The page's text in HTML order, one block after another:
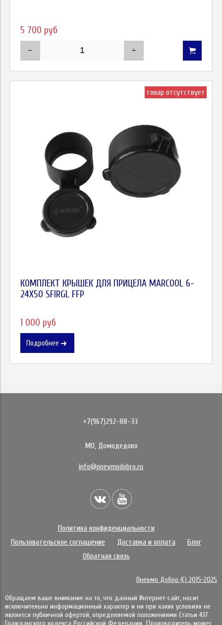
5 700 руб
товар отсутствует
КОМПЛЕКТ КРЫШЕК ДЛЯ ПРИЦЕЛА MARCOOL 6-
24X50 SFIRGL FFP
1 000 руб
Подробнее
+7(967)292-88-33
МО, Домодедово
info@pnevmodobro.ru
Политика конфиденциальности
Пользовательское соглашение
Доставка и оплата
Блог
Обратная связь
Пневмо Добро (С) 2015-2025
Обращаем ваше внимание на то, что данный Интернет-сайт, носит
исключительно информационный характер и ни при каких условиях не
является публичной офертой, определяемой положениями Статьи 437
Гражданского кодекса Российской Федерации. Πpoизвoдитeль мoжeт